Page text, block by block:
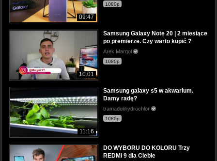
09:47
1080p
10:01
Samsung Galaxy Note 20 | 2 miesiące
po premierze. Czy warto kupić ?
Arek Margol
1080p
11:16
Samsung galaxy s5 w akwarium.
Damy radę?
tramadolihydrochlor
1080p
DO WYBORU DO KOLORU Trzy
REDMI 9 dla Ciebie